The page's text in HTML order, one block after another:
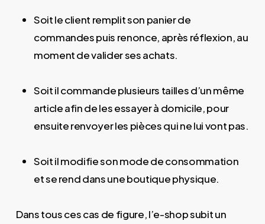
Soit le client remplit son panier de
commandes puis renonce, après réflexion, au
moment de valider ses achats.
Soit il commande plusieurs tailles d’un même
article afin de les essayer à domicile, pour
ensuite renvoyer les pièces qui ne lui vont pas.
Soit il modifie son mode de consommation
et se rend dans une boutique physique.
Dans tous ces cas de figure, l’e-shop subit un